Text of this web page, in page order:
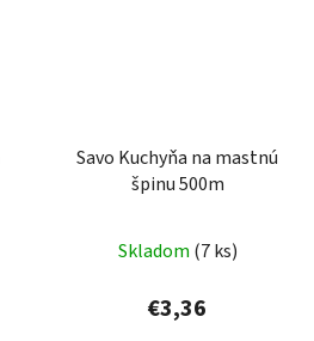
Savo Kuchyňa na mastnú
špinu 500m
Skladom (7 ks)
€3,36